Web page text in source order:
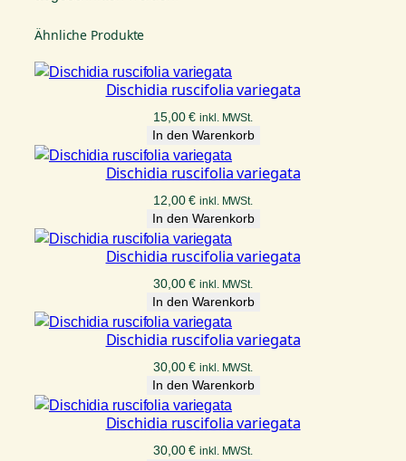
Ähnliche Produkte
Dischidia ruscifolia variegata
15,00€ inkl. MWSt.
In den Warenkorb
Dischidia ruscifolia variegata
12,00€ inkl. MWSt.
In den Warenkorb
Dischidia ruscifolia variegata
30,00€ inkl. MWSt.
In den Warenkorb
Dischidia ruscifolia variegata
30,00€ inkl. MWSt.
In den Warenkorb
Dischidia ruscifolia variegata
30,00€ inkl. MWSt.